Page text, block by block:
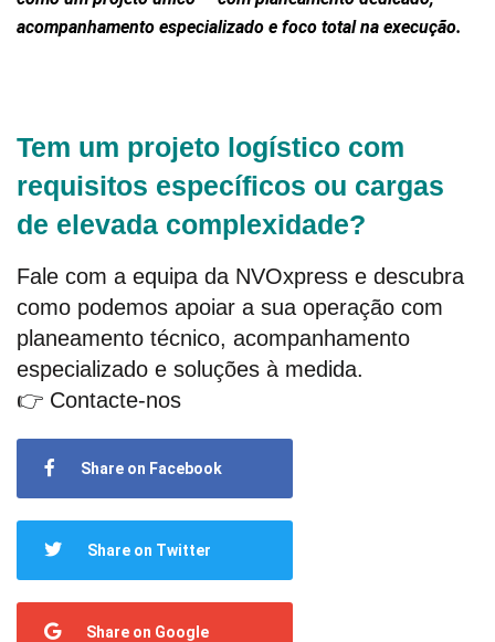
acompanhamento especializado e foco total na execução.
Tem um projeto logístico com
requisitos específicos ou cargas
de elevada complexidade?
Fale com a equipa da NVOxpress e descubra
como podemos apoiar a sua operação com
planeamento técnico, acompanhamento
especializado e soluções à medida.
👉 Contacte-nos
Share on Facebook
Share on Twitter
Share on Google